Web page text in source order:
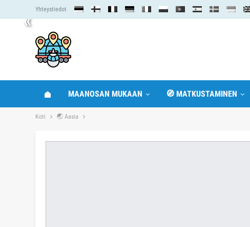
« Yhteystiedot
MAANOSAN MUKAAN 🧭 MATKUSTAMINEN
Koti 🌏 Aasia